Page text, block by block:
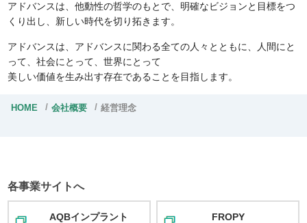
アドバンスは、他動性の哲学のもとで、明確なビジョンと目標をつ
くり出し、新しい時代を切り拓きます。
アドバンスは、アドバンスに関わる全ての人々とともに、人間にと
って、社会にとって、世界にとって
美しい価値を生み出す存在であることを目指します。
HOME 会社概要 経営理念
各事業サイトへ
AQBインプラント FROPY